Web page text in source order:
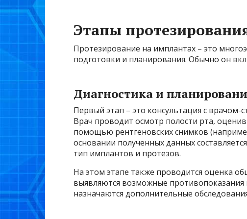
Этапы
Протезирование на имплантах – это
подготовки и планирования. Обычно он
Диагностика и
Первый этап – это консультация с
Врач проводит осмотр полости рта,
помощью рентгеновских снимков
основании полученных данных
тип имплантов и протезов.
На этом этапе также проводится оценка
выявляются возможные
назначаются дополнительные